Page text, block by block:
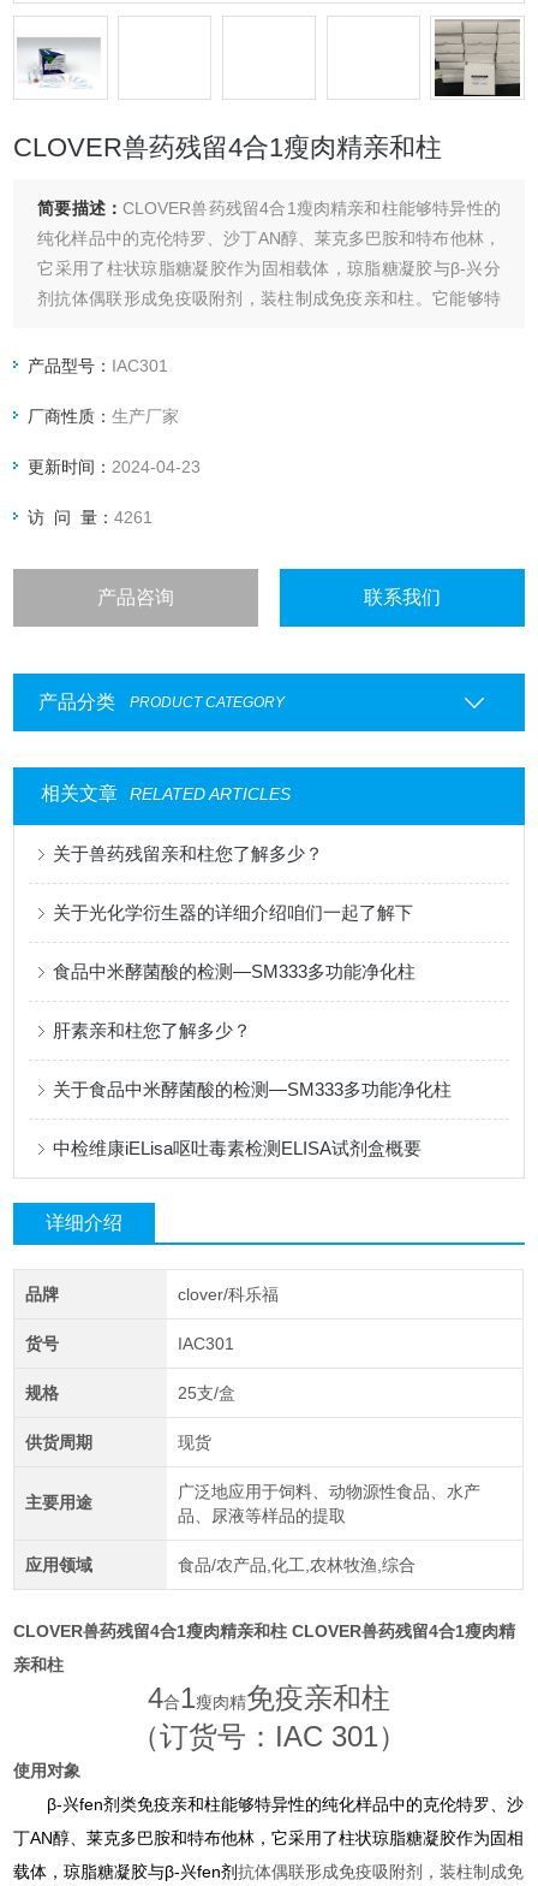
CLOVER兽药残留4合1瘦肉精亲和柱
简要描述：CLOVER兽药残留4合1瘦肉精亲和柱能够特异性的
纯化样品中的克伦特罗、沙丁AN醇、莱克多巴胺和特布他林，
它采用了柱状琼脂糖凝胶作为固相载体，琼脂糖凝胶与β-兴分
剂抗体偶联形成免疫吸附剂，装柱制成免疫亲和柱。它能够特
他林。免疫亲和柱广泛地应用于饲料、动物源性食品、水产
产品型号： IAC301
厂商性质：生产厂家
更新时间： 2024-04-23
访 问 量：4261
产品咨询 联系我们
产品分类 PRODUCT CATEGORY
相关文章 RELATED ARTICLES
关于兽药残留亲和柱您了解多少？
关于光化学衍生器的详细介绍咱们一起了解下
食品中米酵菌酸的检测—SM333多功能净化柱
肝素亲和柱您了解多少？
关于食品中米酵菌酸的检测—SM333多功能净化柱
中检维康iELisa呕吐毒素检测ELISA试剂盒概要
详细介绍
品牌 clover/科乐福
货号 IAC301
规格 25支/盒
供货周期 现货
主要用途
广泛地应用于饲料、动物源性食品、水产
品、尿液等样品的提取
应用领域 食品/农产品,化工,农林牧渔,综合
CLOVER兽药残留4合1瘦肉精亲和柱 CLOVER兽药残留4合1瘦肉精
亲和柱
4合1瘦肉精免疫亲和柱
（订货号 ： IAC 301）
使用对象
β-兴fen剂类免疫亲和柱能够特异性的纯化样品中的克伦特罗、沙
丁AN醇 、莱克多巴胺和特布他林，它采用了柱状琼脂糖凝胶作为固相
载体，琼脂糖凝胶与β-兴fen剂抗体偶联形成免疫吸附剂，装柱制成免